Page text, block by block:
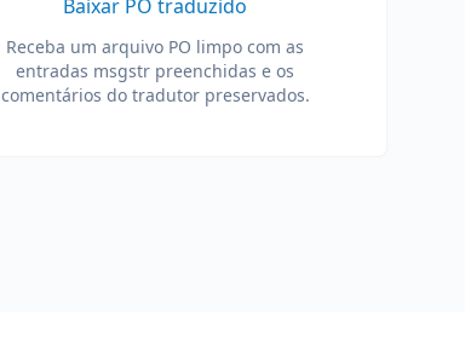
Baixar PO traduzido
Receba um arquivo PO limpo com as
entradas msgstr preenchidas e os
comentários do tradutor preservados.